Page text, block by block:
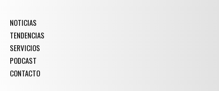
NOTICIAS
TENDENCIAS
SERVICIOS
PODCAST
CONTACTO